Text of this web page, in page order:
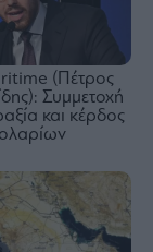
(Πέτρος
Συμμετοχή
και κέρδος